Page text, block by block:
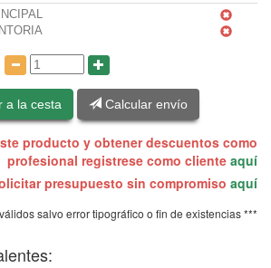
a la cesta Calcular envío
producto y obtener descuentos como
profesional registrese como cliente aquí
presupuesto sin compromiso aquí
salvo error tipográfico o fin de existencias ***